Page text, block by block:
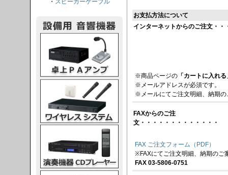
お支払方法について
インターネットからのご注文・・
※商品ページの 「カートに入れる
※メールアドレスが必須です。
※メールにてご注文明細、納期
FAXからのご注
文・・・・・・・・・・・・・
FAX ご注文フォーム（PDF）
※FAXにてご注文明細、納期のご
FAX 03-5806-0751
・ スピーカーケーブル